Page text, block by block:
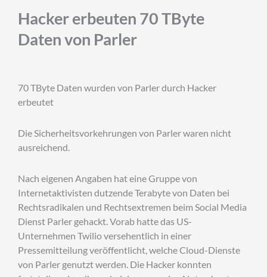
Hacker erbeuten 70 TByte
Daten von Parler
70 TByte Daten wurden von Parler durch Hacker
erbeutet
Die Sicherheitsvorkehrungen von Parler waren nicht
ausreichend.
Nach eigenen Angaben hat eine Gruppe von
Internetaktivisten dutzende Terabyte von Daten bei
Rechtsradikalen und Rechtsextremen beim Social Media
Dienst Parler gehackt. Vorab hatte das US-
Unternehmen Twilio versehentlich in einer
Pressemitteilung veröffentlicht, welche Cloud-Dienste
von Parler genutzt werden. Die Hacker konnten